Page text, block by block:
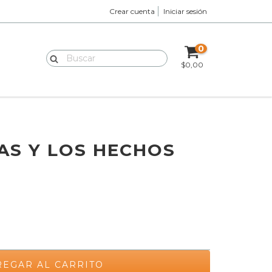
Crear cuenta Iniciar sesión
0
$0,00
Y LOS HECHOS